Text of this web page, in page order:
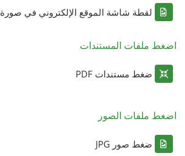
لقطة شاشة الموقع الإلكتروني في صورة TIFF
اضغط ملفات المستندات
ضغط مستندات PDF
اضغط ملفات الصور
ضغط صور JPG